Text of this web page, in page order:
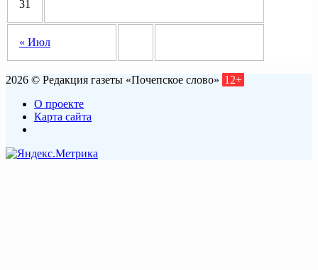
« Июл
31
2026 © Редакция газеты «Почепское слово» 12+
О проекте
Карта сайта